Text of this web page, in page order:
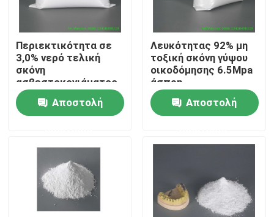
Μας ελάτε σε επαφή με
Ζητήστε ένα απόσπασμα
Προσωρινός ρόλος προστασίας πατωμάτων
Προστασία πατωμάτων εγγράφου της Kraft
Περιεκτικότητα σε
3,0% νερό τελική
σκόνη
ασβεστοκονιάματος
χρονικού 22min
γύψου ρύθμισης
Αποστολή
Λευκότητας 92% μη
τοξική σκόνη γύψου
οικοδόμησης 6.5Mpa
άσπρη
Αποστολή